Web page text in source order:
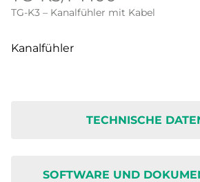
TG-K3 – Kanalfühler mit Kabel
Kanalfühler
TECHNISCHE
SOFTWARE UND